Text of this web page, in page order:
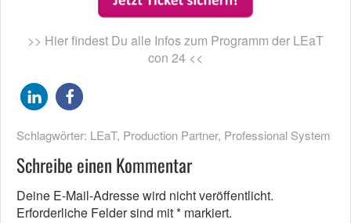
>> Hier findest Du alle Infos zum Programm der LEaT
con 24 <<
Schlagwörter: LEaT, Production Partner, Professional System
Schreibe einen Kommentar
Deine E-Mail-Adresse wird nicht veröffentlicht.
Erforderliche Felder sind mit* markiert.